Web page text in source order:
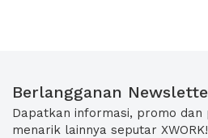
Berlangganan
Dapatkan informasi, promo dan
menarik lainnya seputar XWORK!